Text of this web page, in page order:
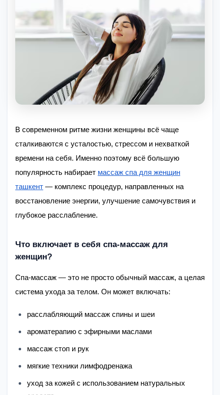
В современном ритме жизни женщины всё чаще
сталкиваются с усталостью, стрессом и нехваткой
времени на себя. Именно поэтому всё большую
популярность набирает массаж спа для женщин
ташкент — комплекс процедур, направленных на
восстановление энергии, улучшение самочувствия и
глубокое расслабление.
Что включает в себя спа-массаж для
женщин?
Спа-массаж — это не просто обычный массаж, а целая
система ухода за телом. Он может включать:
расслабляющий массаж спины и шеи
ароматерапию с эфирными маслами
массаж стоп и рук
мягкие техники лимфодренажа
уход за кожей с использованием натуральных